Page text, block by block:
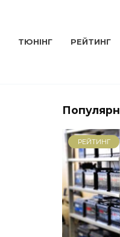
ТЮНІНГ РЕЙТИНГ
РЕЙТИНГ